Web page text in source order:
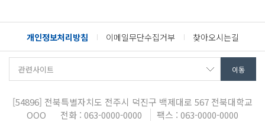
개인정보처리방침 이메일무단수집거부 찾아오시는길
[54896] 전북특별자치도 전주시 덕진구 백제대로 567 전북대학교
OOO
전화 : 063-0000-0000
팩스 : 063-0000-0000